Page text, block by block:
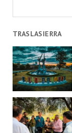
TRASLASIERRA